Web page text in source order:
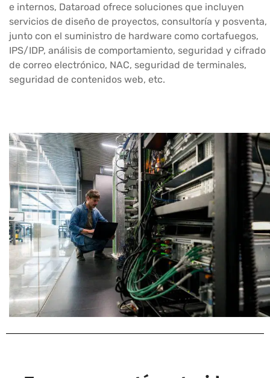
e internos, Dataroad ofrece soluciones que incluyen
servicios de diseño de proyectos, consultoría y posventa,
junto con el suministro de hardware como cortafuegos,
IPS/IDP, análisis de comportamiento, seguridad y cifrado
de correo electrónico, NAC, seguridad de terminales,
seguridad de contenidos web, etc.